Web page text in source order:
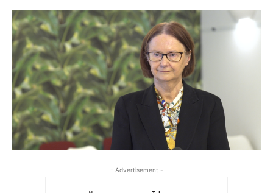
- Advertisement -